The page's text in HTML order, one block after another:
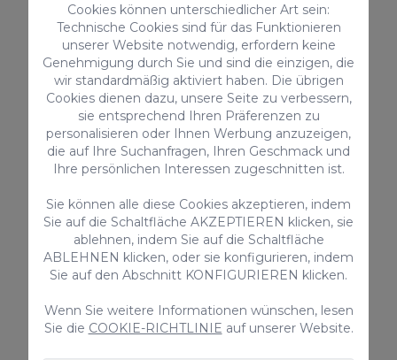
Kultur
Cookies können unterschiedlicher Art sein:
Technische Cookies sind für das Funktionieren
unserer Website notwendig, erfordern keine
Genehmigung durch Sie und sind die einzigen, die
wir standardmäßig aktiviert haben. Die übrigen
Cookies dienen dazu, unsere Seite zu verbessern,
sie entsprechend Ihren Präferenzen zu
personalisieren oder Ihnen Werbung anzuzeigen,
die auf Ihre Suchanfragen, Ihren Geschmack und
Ihre persönlichen Interessen zugeschnitten ist.
Sie können alle diese Cookies akzeptieren, indem
Sie auf die Schaltfläche AKZEPTIEREN klicken, sie
ablehnen, indem Sie auf die Schaltfläche
ABLEHNEN klicken, oder sie konfigurieren, indem
Sie auf den Abschnitt KONFIGURIEREN klicken.
Wenn Sie weitere Informationen wünschen, lesen
Sie die COOKIE-RICHTLINIE auf unserer Website.